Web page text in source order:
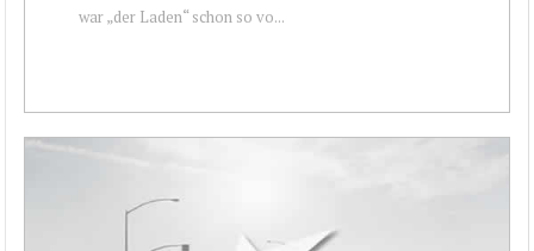
war „der Laden“ schon so vo...